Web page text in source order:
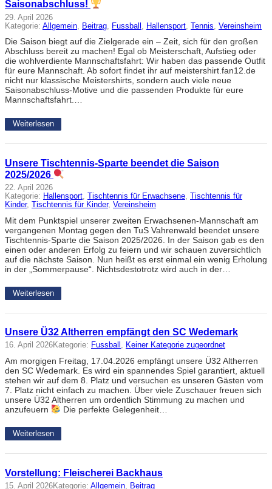
Saisonabschluss!
29. April 2026
Kategorie: Allgemein Beitrag Fussball Hallensport Tennis Vereinsheim
Die Saison biegt auf die Zielgerade ein – Zeit, sich für den großen
Abschluss bereit zu machen! Egal ob Meisterschaft, Aufstieg oder
die wohlverdiente Mannschaftsfahrt: Wir haben das passende Outfit
für eure Mannschaft. Ab sofort findet ihr auf meistershirt.fan12.de
nicht nur klassische Meistershirts, sondern auch viele neue
Saisonabschluss-Motive und die passenden Produkte für eure
Mannschaftsfahrt.…
Weiterlesen
Unsere Tischtennis-Sparte beendet die Saison
2025/2026
22. April 2026
Kategorie: Hallensport, Tischtennis für Erwachsene,
Tischtennis für
Kinder, Tischtennis für Kinder, Vereinsheim
Mit dem Punktspiel unserer zweiten Erwachsenen-Mannschaft am
vergangenen Montag gegen den TuS Vahrenwald beendet unsere
Tischtennis-Sparte die Saison 2025/2026. In der Saison gab es den
einen oder anderen Erfolg zu feiern und wir schauen zuversichtlich
auf die nächste Saison. Nun heißt es erst einmal ein wenig Erholung
in der „Sommerpause“. Nichtsdestotrotz wird auch in der…
Weiterlesen
Unsere Ü32 Altherren empfängt den SC Wedemark
16. April 2026Kategorie: Fussball , Keiner Kategorie zugeordnet
Am morgigen Freitag, 17.04.2026 empfängt unsere Ü32 Altherren
den SC Wedemark. Es wird ein spannendes Spiel garantiert, aktuell
stehen wir auf dem 8. Platz und versuchen es unseren Gästen vom
7. Platz nicht einfach zu machen. Über viele Zuschauer freuen sich
unsere Ü32 Altherren um ordentlich Stimmung zu machen und
anzufeuern
Die perfekte Gelegenheit…
Weiterlesen
Vorstellung: Fleischerei Backhaus
15. April 2026Kategorie: Allgemein, Beitrag